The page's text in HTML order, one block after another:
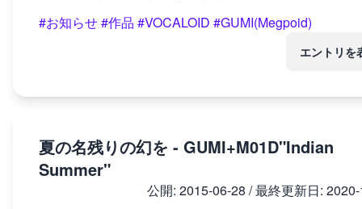
#お知らせ#作品 #VOCALOID #GUMI(Megpoid)
エントリを
夏の名残りの幻を - GUMI+M01D"Indian
Summer"
公開: 2015-06-28 / 最終更新日: